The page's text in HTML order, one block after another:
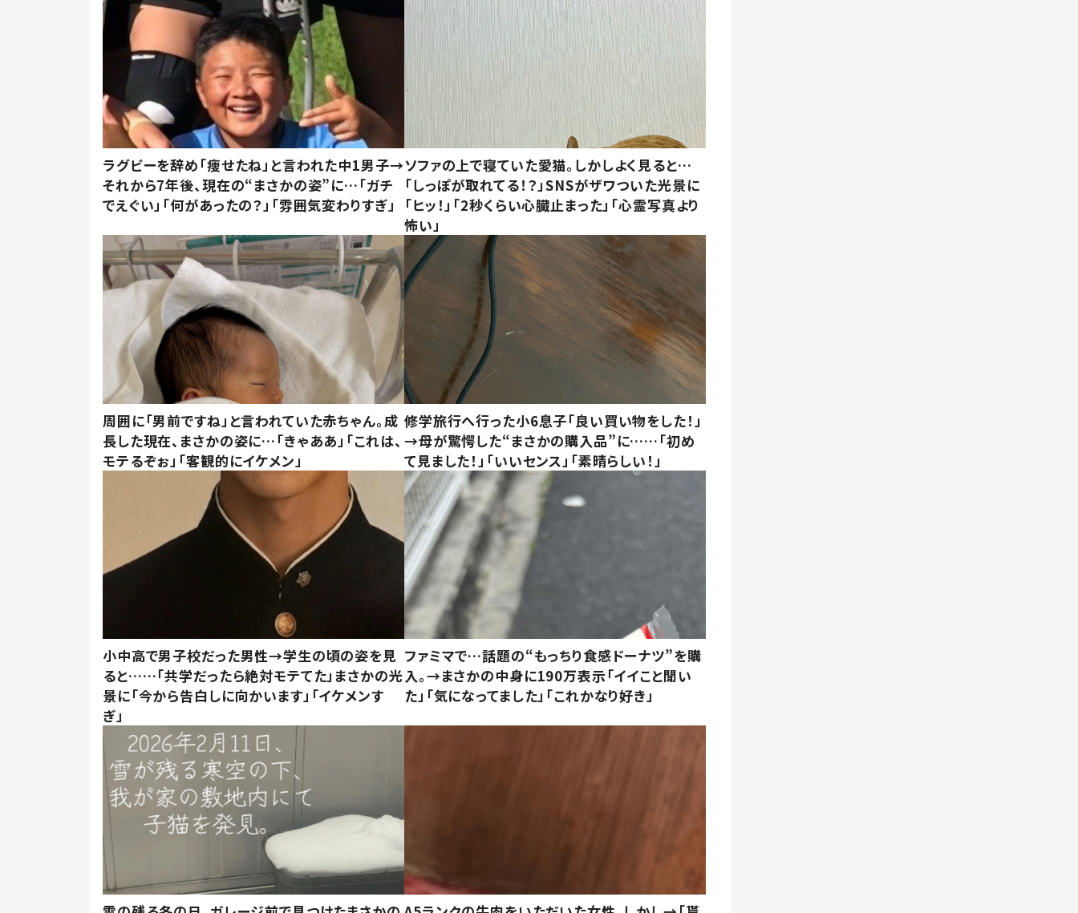
ラグビーを辞め「痩せたね」と言われた中1男子→
それから7年後、現在の“まさかの姿”に…「ガチ
でえぐい」「何があったの？」「雰囲気変わりすぎ」
ソファの上で寝ていた愛猫。しかしよく見ると…
「しっぽが取れてる！？」SNSがザワついた光景に
「ヒッ！」「2秒くらい心臓止まった」「心霊写真より
怖い」
周囲に「男前ですね」と言われていた赤ちゃん。成
長した現在、まさかの姿に…「きゃああ」「これは、
モテるぞぉ」「客観的にイケメン」
修学旅行へ行った小6息子「良い買い物をした！」
→母が驚愕した“まさかの購入品”に……「初め
て見ました！」「いいセンス」「素晴らしい！」
小中高で男子校だった男性→学生の頃の姿を見
ると……「共学だったら絶対モテてた」まさかの光
景に「今から告白しに向かいます」「イケメンす
ぎ」
ファミマで…話題の“もっちり食感ドーナツ”を購
入。→まさかの中身に190万表示「イイこと聞い
た」「気になってました」「これかなり好き」